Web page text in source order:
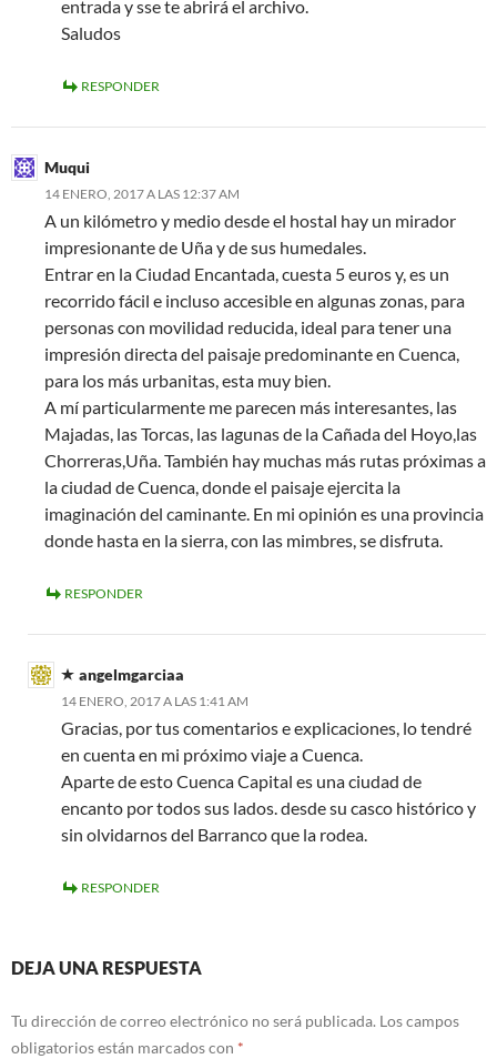
entrada y sse te abrirá el archivo.
Saludos
RESPONDER
Muqui
14 ENERO, 2017 A LAS 12:37 AM
A un kilómetro y medio desde el hostal hay un mirador
impresionante de Uña y de sus humedales.
Entrar en la Ciudad Encantada, cuesta 5 euros y, es un
recorrido fácil e incluso accesible en algunas zonas, para
personas con movilidad reducida, ideal para tener una
impresión directa del paisaje predominante en Cuenca,
para los más urbanitas, esta muy bien.
A mí particularmente me parecen más interesantes, las
Majadas, las Torcas, las lagunas de la Cañada del Hoyo,las
Chorreras,Uña. También hay muchas más rutas próximas a
la ciudad de Cuenca, donde el paisaje ejercita la
imaginación del caminante. En mi opinión es una provincia
donde hasta en la sierra, con las mimbres, se disfruta.
RESPONDER
angelmgarciaa
14 ENERO, 2017 A LAS 1:41 AM
Gracias, por tus comentarios e explicaciones, lo tendré
en cuenta en mi próximo viaje a Cuenca.
Aparte de esto Cuenca Capital es una ciudad de
encanto por todos sus lados. desde su casco histórico y
sin olvidarnos del Barranco que la rodea.
RESPONDER
DEJA UNA RESPUESTA
Tu dirección de correo electrónico no será publicada. Los campos
obligatorios están marcados con *